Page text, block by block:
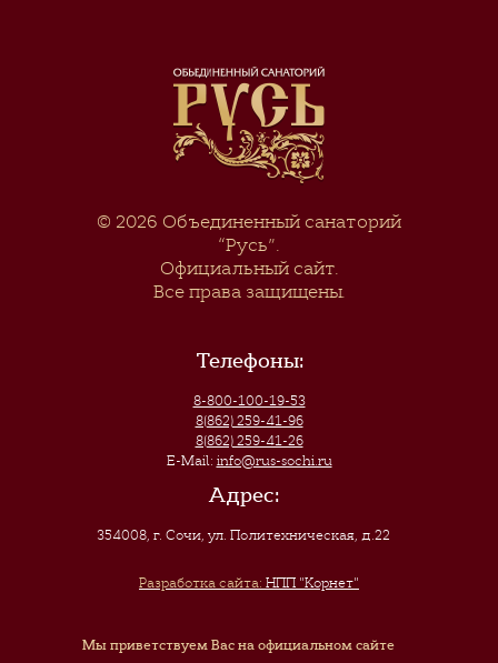
© 2026 Объединенный санаторий
“Русь”.
Официальный сайт.
Все права защищены.
Телефоны:
8-800-100-19-53
8(862) 259-41-96
8(862) 259-41-26
E-Mail: info@rus-sochi.ru
Адрес:
354008, г. Сочи,ул. Политехническая, д.22
Разработка сайта: НПП "Корнет"
Мы приветствуем Вас на официальном сайте